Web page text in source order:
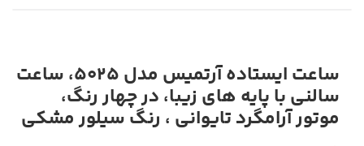
ساعت ایستاده آرتمیس مدل 5025، ساعت
سالنی با پایه های زیبا، در چهار رنگ،
موتور آرامگرد تایوانی ، رنگ سیلور مشکی